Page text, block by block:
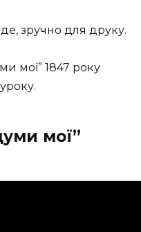
зручно для друку.
мої” 1847 року
мої”